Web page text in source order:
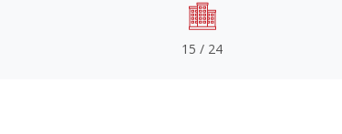
15 / 24